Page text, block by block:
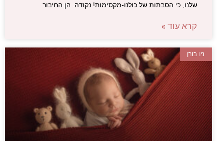
שלנו, כי הסבתות של כולנו-מקסימות! נקודה. הן החיבור
קרא עוד »
ניו בורן